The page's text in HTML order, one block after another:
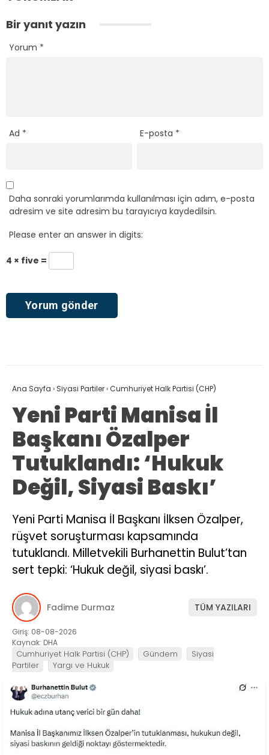
Bir yanıt yazın
Yorum *
Ad * E-posta *
Daha sonraki yorumlarımda kullanılması için adım, e-posta
adresim ve site adresim bu tarayıcıya kaydedilsin.
Please enter an answer in digits:
4 × five =
Ana Sayfa › Siyasi Partiler›Cumhuriyet Halk Partisi (CHP)
Yeni Parti Manisa İl
Başkanı Özalper
Tutuklandı: ‘Hukuk
Değil, Siyasi Baskı’
Yeni Parti Manisa İl Başkanı İlksen Özalper,
rüşvet soruşturması kapsamında
tutuklandı. Milletvekili Burhanettin Bulut’tan
sert tepki: ‘Hukuk değil, siyasi baskı’.
Fadime Durmaz TÜM YAZILARI
Giriş: 08-08-2026
Kaynak: DHA
Cumhuriyet Halk Partisi (CHP) Gündem
Siyasi
Partiler
Yargı ve Hukuk